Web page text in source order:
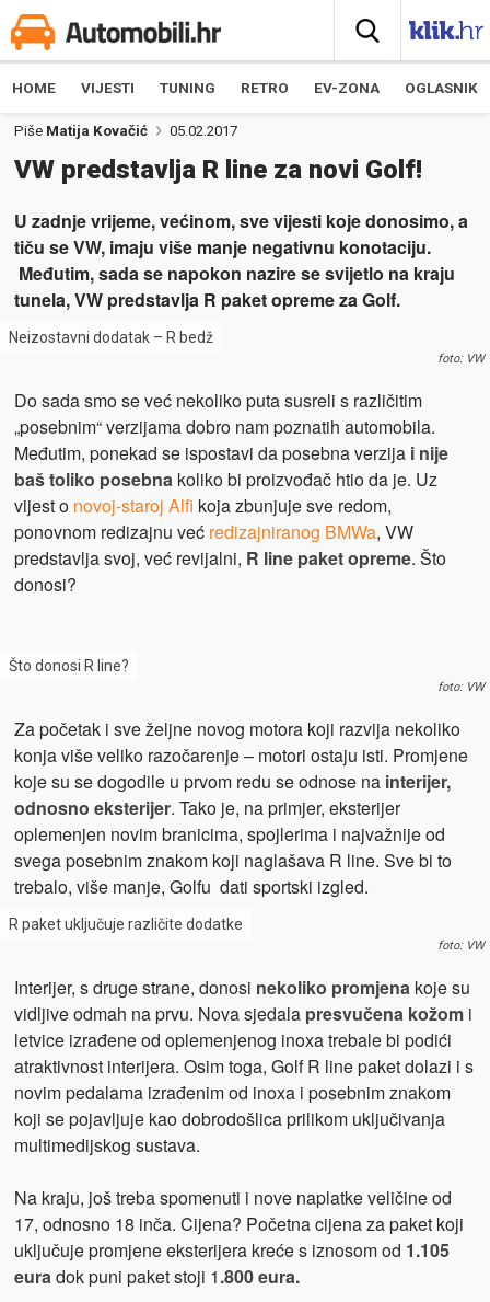
HOME VIJESTI TUNING RETRO EV-ZONA OGLASNIK
Piše Matija Kovačić 05.02.2017
VW predstavlja R line za novi Golf!
U zadnje vrijeme, većinom, sve vijesti koje donosimo, a
tiču se VW, imaju više manje negativnu konotaciju.
Međutim, sada se napokon nazire se svijetlo na kraju
tunela, VW predstavlja R paket opreme za Golf.
Neizostavni dodatak – R bedž
foto: VW
Do sada smo se već nekoliko puta susreli s različitim
„posebnim“ verzijama dobro nam poznatih automobila.
Međutim, ponekad se ispostavi da posebna verzija i nije
baš toliko posebnakoliko bi proizvođač htio da je. Uz
vijest o novoj-staroj Alfi koja zbunjuje sve redom,
ponovnom redizajnu već redizajniranog BMWa, VW
predstavlja svoj, već revijalni, R line paket opreme. Što
donosi?
Što donosi R line?
foto: VW
Za početak i sve željne novog motora koji razvija nekoliko
konja više veliko razočarenje – motori ostaju isti. Promjene
koje su se dogodile u prvom redu se odnose nainterijer,
odnosno eksterijer. Tako je, na primjer, eksterijer
oplemenjen novim branicima, spojlerima i najvažnije od
svega posebnim znakom koji naglašava R line. Sve bi to
trebalo, više manje, Golfu dati sportski izgled.
R paket uključuje različite dodatke
foto: VW
Interijer, s druge strane, donosi nekoliko promjenakoje su
vidljive odmah na prvu. Nova sjedala presvučena kožomi
letvice izrađene od oplemenjenog inoxa trebale bi podići
atraktivnost interijera. Osim toga, Golf R line paket dolazi i s
novim pedalama izrađenim od inoxa i posebnim znakom
koji se pojavljuje kao dobrodošlica prilikom uključivanja
multimedijskog sustava.
Na kraju, još treba spomenuti i nove naplatke veličine od
17, odnosno 18 inča. Cijena? Početna cijena za paket koji
uključuje promjene eksterijera kreće s iznosom od 1.105
euradok puni paket stoji 1.800 eura.